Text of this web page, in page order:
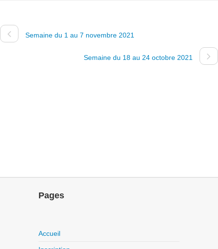
Semaine du 1 au 7 novembre 2021
Semaine du 18 au 24 octobre 2021
Pages
Accueil